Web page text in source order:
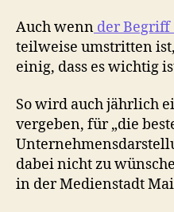
Auch wenn der
teilweise umstritten
einig, dass es wichtig
So wird auch jährlich
vergeben, für „die
dabei nicht zu
in der Medienstadt